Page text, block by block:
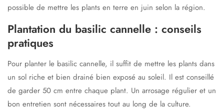
possible de mettre les plants en terre en juin selon la région.
Plantation du basilic cannelle : conseils
pratiques
Pour planter le basilic cannelle, il suffit de mettre les plants dans
un sol riche et bien drainé bien exposé au soleil. Il est conseillé
de garder 50 cm entre chaque plant. Un arrosage régulier et un
bon entretien sont nécessaires tout au long de la culture.